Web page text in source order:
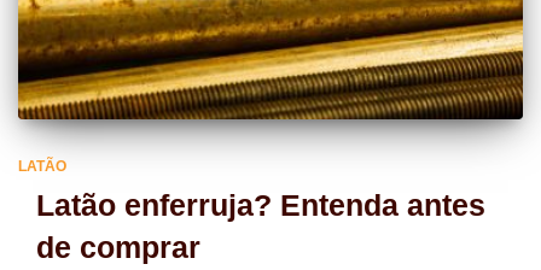
LATÃO
Latão enferruja? Entenda antes
de comprar